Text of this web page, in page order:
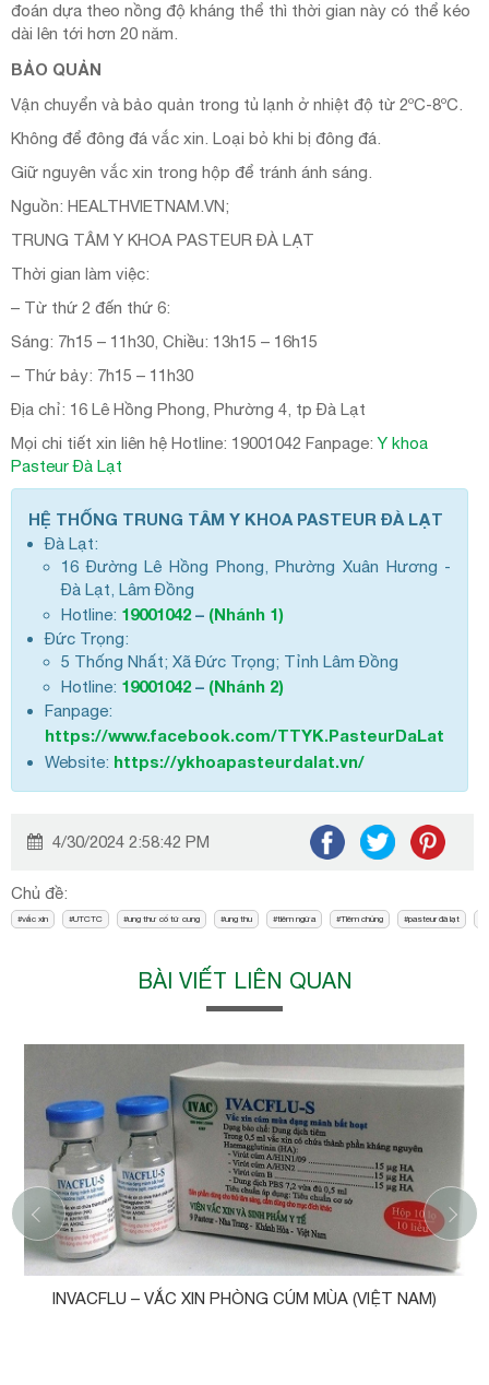
đoán dựa theo nồng độ kháng thể thì thời gian này có thể kéo
dài lên tới hơn 20 năm.
BẢO QUẢN
Vận chuyển và bảo quản trong tủ lạnh ở nhiệt độ từ 2ºC-8ºC.
Không để đông đá vắc xin. Loại bỏ khi bị đông đá.
Giữ nguyên vắc xin trong hộp để tránh ánh sáng.
Nguồn: HEALTHVIETNAM.VN;
TRUNG TÂM Y KHOA PASTEUR ĐÀ LẠT
Thời gian làm việc:
– Từ thứ 2 đến thứ 6:
Sáng: 7h15 – 11h30, Chiều: 13h15 – 16h15
– Thứ bảy: 7h15 – 11h30
Địa chỉ: 16 Lê Hồng Phong, Phường 4, tp Đà Lạt
Mọi chi tiết xin liên hệ Hotline: 19001042 Fanpage:Y khoa
Pasteur Đà Lạt
HỆ THỐNG TRUNG TÂM Y KHOA PASTEUR ĐÀ LẠT
Đà Lạt:
16 Đường Lê Hồng Phong, Phường Xuân Hương -
Đà Lạt, Lâm Đồng
Hotline: 19001042 – (Nhánh 1)
Đức Trọng:
5 Thống Nhất; Xã Đức Trọng; Tỉnh Lâm Đồng
Hotline: 19001042 – (Nhánh 2)
Fanpage:
https://www.facebook.com/TTYK.PasteurDaLat
Website: https://ykhoapasteurdalat.vn/
4/30/2024 2:58:42 PM
Chủ đề:
vắc xin UTCTC ung thư cổ tử cung ung thu tiêm ngừa Tiêm chủng pasteur đà lạt
BÀI VIẾT LIÊN QUAN
‹
INVACFLU – VẮC XIN PHÒNG CÚM MÙA (VIỆT NAM)